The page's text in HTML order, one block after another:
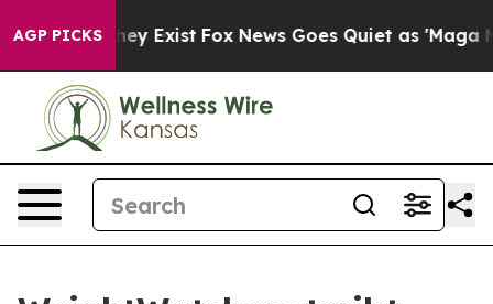
AGP PICKS
They Exist Fox News Goes Quiet as 'Maga